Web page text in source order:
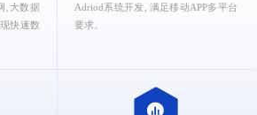
,大数据
快速数
Adriod系统开发, 满足移动APP多平台
要求。